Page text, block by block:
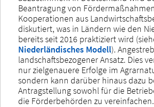
Beantragung von
Kooperationen aus
diskutiert, was in Ländern wie den
bereits seit 2016 praktiziert wird
Niederländisches Modell).
landschaftsbezogener Ansatz. Dies
nur zielgenauere Erfolge im
sondern kann darüber hinaus dazu
Antragstellung sowohl für die
die Förderbehörden zu vereinfachen.